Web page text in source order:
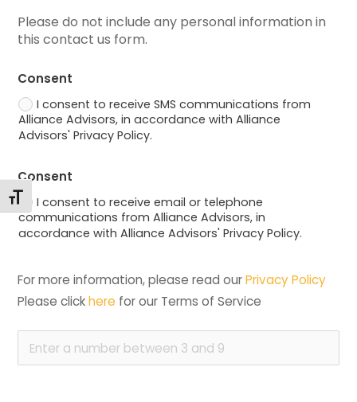
Changer la taille de la police
Please do not include any personal information in
this contact us form.
Consent
I consent to receive SMS communications from
Alliance Advisors, in accordance with Alliance
Advisors' Privacy Policy.
Consent
I consent to receive email or telephone
communications from Alliance Advisors, in
accordance with Alliance Advisors' Privacy Policy.
For more information, please read our Privacy Policy
Please click here for our Terms of Service